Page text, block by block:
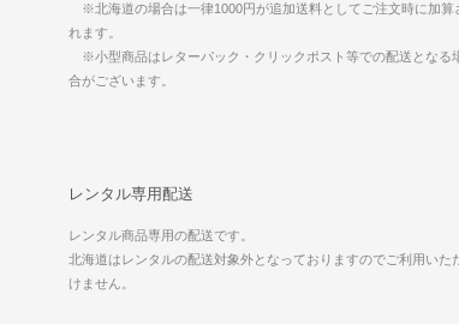
※北海道の場合は一律1000円が追加送料としてご注文時に加算
れます。
※小型商品はレターパック・クリックポスト等での配送となる
合がございます。
レンタル専用配送
レンタル商品専用の配送です。
北海道はレンタルの配送対象外となっておりますのでご利用いた
けません。